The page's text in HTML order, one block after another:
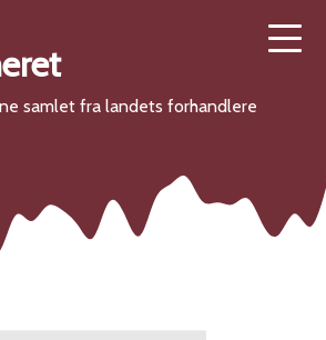
samlet fra landets forhandlere